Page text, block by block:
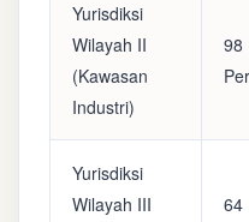
Yurisdiksi
Wilayah II
(Kawasan
Industri)
98
Yurisdiksi
Wilayah III
64